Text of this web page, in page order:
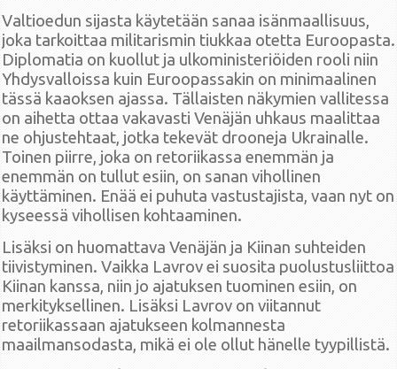
Valtioedun sijasta käytetään sanaa isänmaallisuus,
joka tarkoittaa militarismin tiukkaa otetta Euroopasta.
Diplomatia on kuollut ja ulkoministeriöiden rooli niin
Yhdysvalloissa kuin Euroopassakin on minimaalinen
tässä kaaoksen ajassa. Tällaisten näkymien vallitessa
on aihetta ottaa vakavasti Venäjän uhkaus maalittaa
ne ohjustehtaat, jotka tekevät drooneja Ukrainalle.
Toinen piirre, joka on retoriikassa enemmän ja
enemmän on tullut esiin, on sanan vihollinen
käyttäminen. Enää ei puhuta vastustajista, vaan nyt on
kyseessä vihollisen kohtaaminen.
Lisäksi on huomattava Venäjän ja Kiinan suhteiden
tiivistyminen. Vaikka Lavrov ei suosita puolustusliittoa
Kiinan kanssa, niin jo ajatuksen tuominen esiin, on
merkityksellinen. Lisäksi Lavrov on viitannut
retoriikassaan ajatukseen kolmannesta
maailmansodasta, mikä ei ole ollut hänelle tyypillistä.